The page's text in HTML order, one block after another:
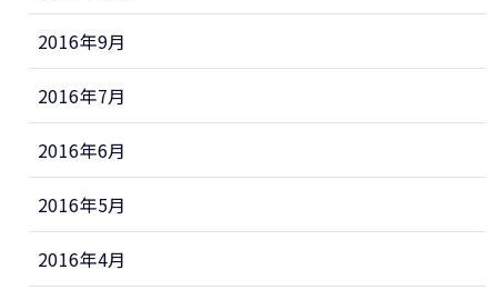
2016年9月
2016年7月
2016年6月
2016年5月
2016年4月